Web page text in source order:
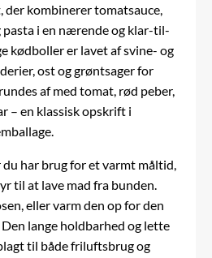
kombinerer tomatsauce,
i en nærende og klar-til-
kødboller er lavet af svine- og
ost og grøntsager for
af med tomat, rød peber,
– en klassisk opskrift i
du har brug for et varmt måltid,
til at lave mad fra bunden.
eller varm den op for den
lange holdbarhed og lette
til både friluftsbrug og